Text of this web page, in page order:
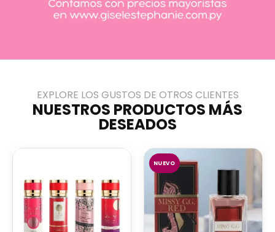
EXPLORE LOS GUSTOS DE OTROS CLIENTES
NUESTROS PRODUCTOS MÁS
DESEADOS
NUEVO